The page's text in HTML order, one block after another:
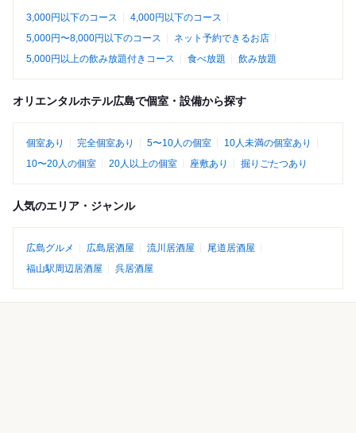
3,000円以下のコース
4,000円以下のコース
5,000円〜8,000円以下のコース
ネット予約できるお店
5,000円以上の飲み放題付きコース
食べ放題 飲み放題
オリエンタルホテル広島で個室・設備から探す
個室あり 完全個室あり 5〜10人の個室
10人未満の個室あり
10〜20人の個室
20人以上の個室 座敷あり 掘りごたつあり
人気のエリア・ジャンル
広島グルメ 広島居酒屋 流川居酒屋
尾道居酒屋
福山駅周辺居酒屋
呉居酒屋